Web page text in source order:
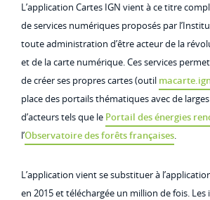
L’application Cartes IGN vient à ce titre
de services numériques proposés par
toute administration d’être acteur de la
et de la carte numérique. Ces services
de créer ses propres cartes (outil
place des portails thématiques avec de
d’acteurs tels que le Portail des énergies
l’Observatoire des forêts françaises.
L’application vient se substituer à
en 2015 et téléchargée un million de fois.